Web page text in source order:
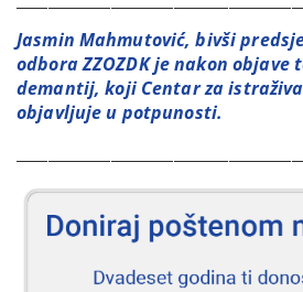
Jasmin Mahmutović, bivši
odbora ZZOZDK je nakon
demantij, koji Centar za
objavljuje u potpunosti.